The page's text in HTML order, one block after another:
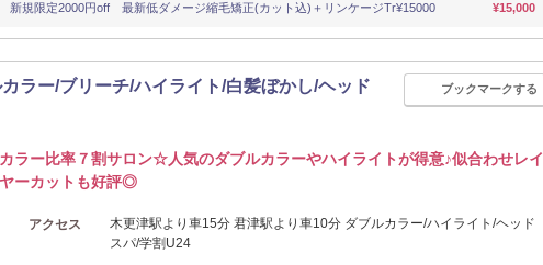
新規限定2000円off 最新低ダメージ縮毛矯正(カット込)＋リンケージTr¥15000 ¥15,000
ラー/ブリーチ/ハイライト/白髪ぼかし/ヘッド ブックマークする
カラー比率７割サロン☆人気のダブルカラーやハイライトが得意♪似合わせレイ
ヤーカットも好評◎
アクセス
木更津駅より車15分 君津駅より車10分 ダブルカラー/ハイライト/ヘッド
スパ/学割U24